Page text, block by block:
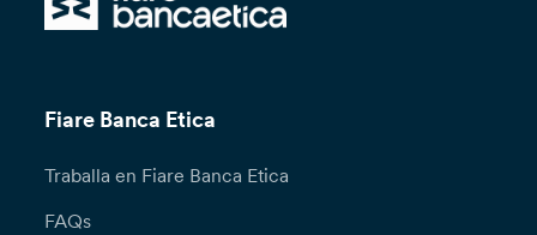
Fiare Banca Etica
Traballa en Fiare Banca Etica
FAQs